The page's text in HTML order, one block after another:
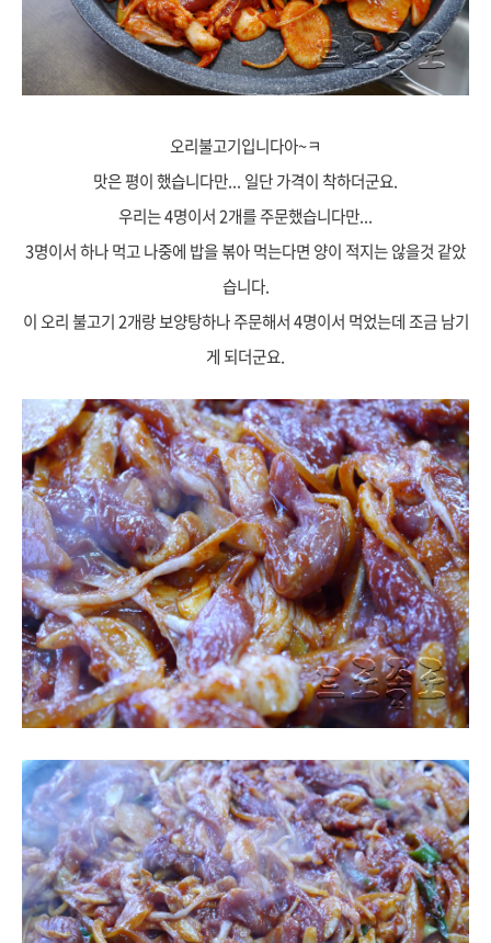
오리불고기입니다아~ㅋ
맛은 평이 했습니다만... 일단 가격이 착하더군요.
우리는 4명이서 2개를 주문했습니다만...
3명이서 하나 먹고 나중에 밥을 볶아 먹는다면 양이 적지는 않을것 같았
습니다.
이 오리 불고기 2개랑 보양탕하나 주문해서 4명이서 먹었는데 조금 남기
게 되더군요.